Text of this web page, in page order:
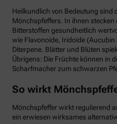
Heilkundlich von Bedeutung sind
Mönchspfeffers. In ihnen
Bitterstoffen gesundheitlich
wie Flavonoide, Iridoide
Diterpene. Blätter und Blüten
Übrigens: Die Früchte können in
Scharfmacher zum schwarzen
So wirkt
Mönchspfeffer wirkt regulierend
ein erwiesen wirksames